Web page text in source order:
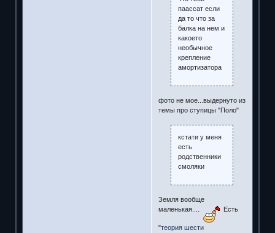
паассат если
да то что за
балка на нем и
какоето
необычное
крепление
амортизатора
фото не мое...выдернуто из
темы про ступицы "Поло"
кстати у меня
есть
родственники
смоляки
Земля вообще
маленькая....
Есть
"теория шести